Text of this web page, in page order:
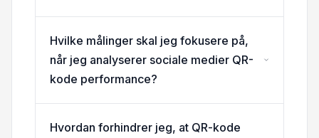
Hvilke målinger skal jeg fokusere på,
når jeg analyserer sociale medier QR-
kode performance?
Hvordan forhindrer jeg, at QR-kode